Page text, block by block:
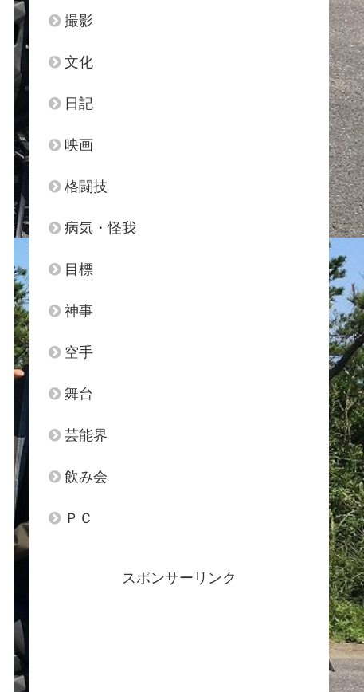
撮影
文化
日記
映画
格闘技
病気・怪我
目標
神事
空手
舞台
芸能界
飲み会
ＰＣ
スポンサーリンク